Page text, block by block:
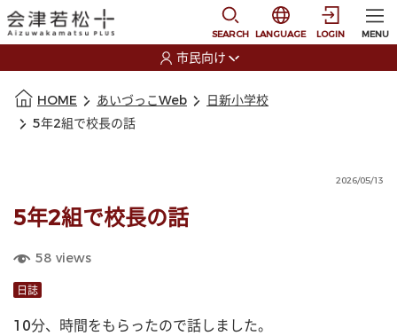
SEARCH
選択すると言語の切
LANGUAGE LOGIN MENU
市民向け
HOME あいづっこWeb
日新小学校
5年2組で校長の話
2026/05/13
5年2組で校長の話
58 views
日誌
10分、時間をもらったので話しました。